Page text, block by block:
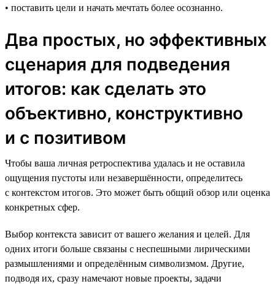
• поставить цели и начать мечтать более осознанно.
Два простых, но эффективных
сценария для подведения
итогов: как сделать это
объективно, конструктивно
и с позитивом
Чтобы ваша личная ретроспектива удалась и не оставила
ощущения пустоты или незавершённости, определитесь
с контекстом итогов. Это может быть общий обзор или оценка
конкретных сфер.
Выбор контекста зависит от вашего желания и целей. Для
одних итоги больше связаны с неспешными лирическими
размышлениями и определённым символизмом. Другие,
подводя их, сразу намечают новые проекты, задачи